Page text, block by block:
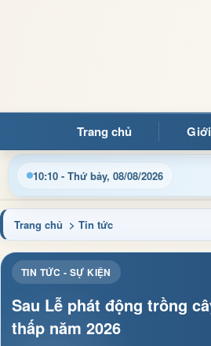
Trang chủ
10:10 - Thứ bảy, 08/08/2026
tin điều hành, thủ tục hành
Trang chủ > Tin tức
TIN TỨC - SỰ KIỆN
Sau Lễ phát động trồng
thấp năm 2026